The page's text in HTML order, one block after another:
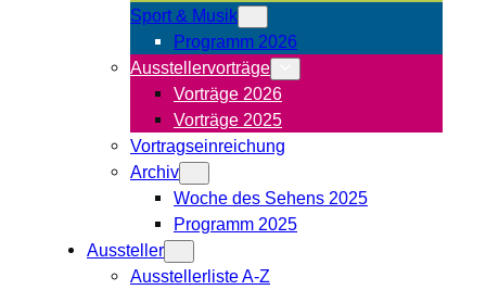
Sport & Musik
Programm 2026
Ausstellervorträge
Vorträge 2026
Vorträge 2025
Vortragseinreichung
Archiv
Woche des Sehens 2025
Programm 2025
Aussteller
Ausstellerliste A-Z